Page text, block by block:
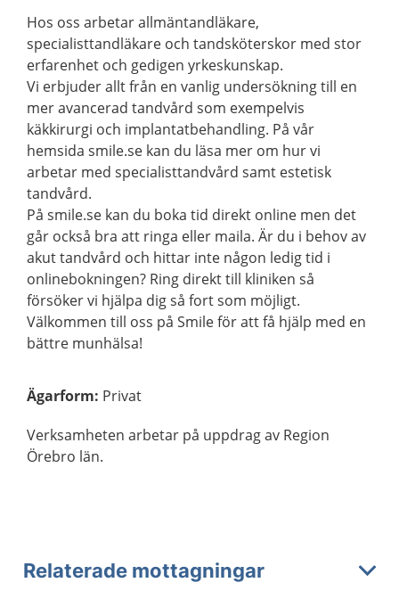
Hos oss arbetar allmäntandläkare,
specialisttandläkare och tandsköterskor med stor
erfarenhet och gedigen yrkeskunskap.
Vi erbjuder allt från en vanlig undersökning till en
mer avancerad tandvård som exempelvis
käkkirurgi och implantatbehandling. På vår
hemsida smile.se kan du läsa mer om hur vi
arbetar med specialisttandvård samt estetisk
tandvård.
På smile.se kan du boka tid direkt online men det
går också bra att ringa eller maila. Är du i behov av
akut tandvård och hittar inte någon ledig tid i
onlinebokningen? Ring direkt till kliniken så
försöker vi hjälpa dig så fort som möjligt.
Välkommen till oss på Smile för att få hjälp med en
bättre munhälsa!
Ägarform: Privat
Verksamheten arbetar på uppdrag av Region
Örebro län.
Relaterade mottagningar